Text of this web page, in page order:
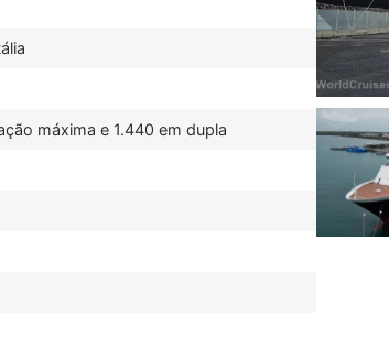
máxima e 1.440 em dupla